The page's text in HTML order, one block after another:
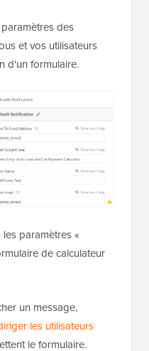
des
et vos utilisateurs
d'un formulaire.
paramètres «
de calculateur
un message,
les utilisateurs
le formulaire.